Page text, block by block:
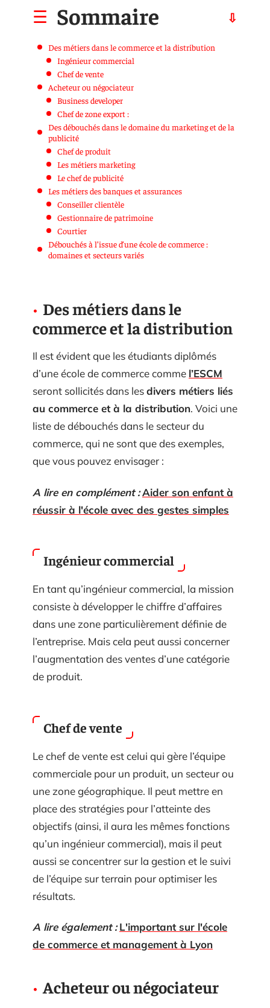
Sommaire
Des métiers dans le commerce et la distribution
Ingénieur commercial
Chef de vente
Acheteur ou négociateur
Business developer
Chef de zone export :
Des débouchés dans le domaine du marketing et de la
publicité
Chef de produit
Les métiers marketing
Le chef de publicité
Les métiers des banques et assurances
Conseiller clientèle
Gestionnaire de patrimoine
Courtier
Débouchés à l’issue d’une école de commerce :
domaines et secteurs variés
Des métiers dans le
commerce et la distribution
Il est évident que les étudiants diplômés
d’une école de commerce comme l’ESCM
seront sollicités dans lesdivers métiers liés
au commerce et à la distribution. Voici une
liste de débouchés dans le secteur du
commerce, qui ne sont que des exemples,
que vous pouvez envisager :
A lire en complément :Aider son enfant à
réussir à l'école avec des gestes simples
Ingénieur commercial
En tant qu’ingénieur commercial, la mission
consiste à développer le chiffre d’affaires
dans une zone particulièrement définie de
l’entreprise. Mais cela peut aussi concerner
l’augmentation des ventes d’une catégorie
de produit.
Chef de vente
Le chef de vente est celui qui gère l’équipe
commerciale pour un produit, un secteur ou
une zone géographique. Il peut mettre en
place des stratégies pour l’atteinte des
objectifs (ainsi, il aura les mêmes fonctions
qu’un ingénieur commercial), mais il peut
aussi se concentrer sur la gestion et le suivi
de l’équipe sur terrain pour optimiser les
résultats.
A lire également : L'important sur l'école
de commerce et management à Lyon
Acheteur ou négociateur